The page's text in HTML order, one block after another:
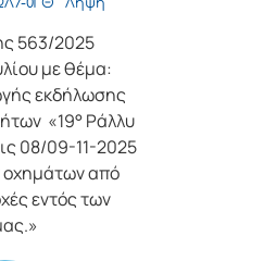
563/2025
με θέμα:
εκδήλωσης
«19° Ράλλυ
08/09-11-2025
οχημάτων από
εντός των